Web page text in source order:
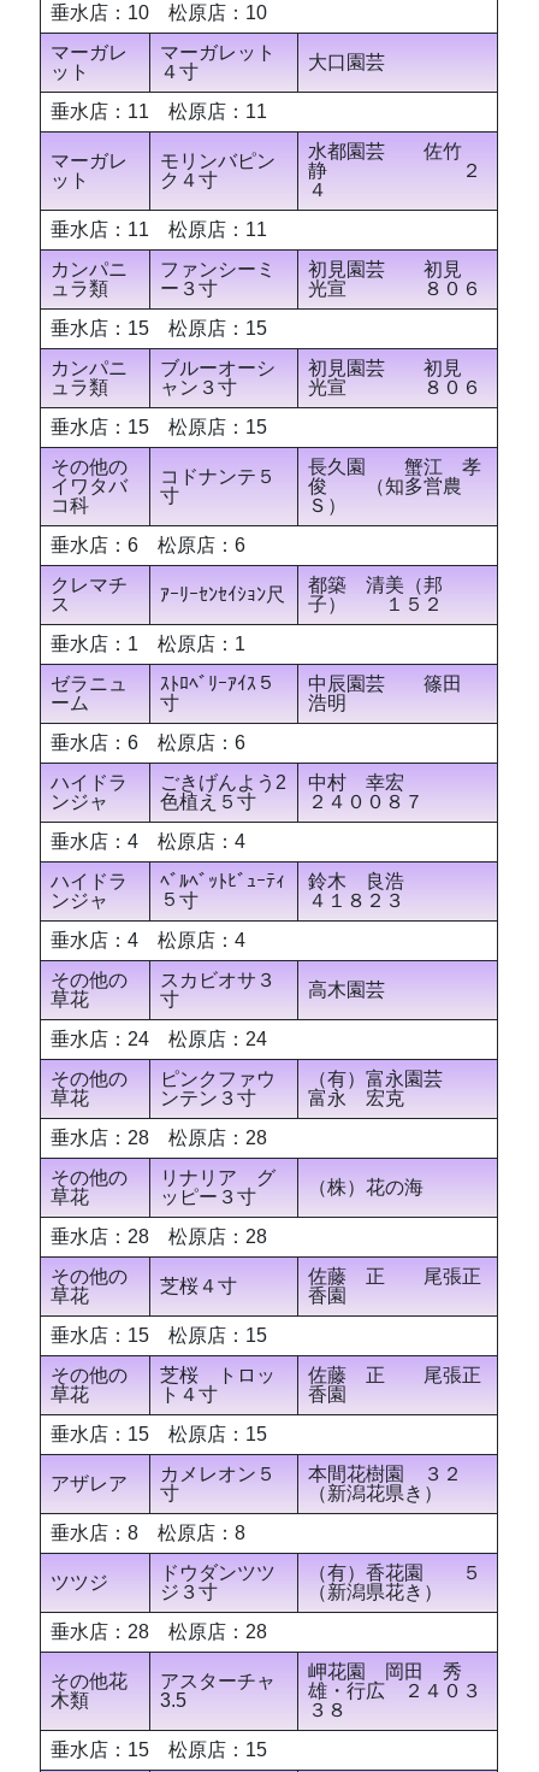
垂水店：10 松原店：10
マーガレ
ット
マーガレット
４寸
大口園芸
垂水店：11 松原店：11
マーガレ
ット
モリンバピン
ク４寸
水都園芸 佐竹
静 ２
４
垂水店：11 松原店：11
カンパニ
ュラ類
ファンシーミ
ー３寸
初見園芸 初見
光宣 ８０６
垂水店：15 松原店：15
カンパニ
ュラ類
ブルーオーシ
ャン３寸
初見園芸 初見
光宣 ８０６
垂水店：15 松原店：15
その他の
イワタバ
コ科
コドナンテ５
寸
長久園 蟹江 孝
俊 （知多営農
Ｓ）
垂水店：6 松原店：6
クレマチ
ス
ｱｰﾘｰｾﾝｾｲｼｮﾝ尺
都築 清美（邦
子） １５２
垂水店：1 松原店：1
ゼラニュ
ーム
ｽﾄﾛﾍﾞﾘｰｱｲｽ５
寸
中辰園芸 篠田
浩明
垂水店：6 松原店：6
ハイドラ
ンジャ
ごきげんよう2
色植え５寸
中村 幸宏
２４００８７
垂水店：4 松原店：4
ハイドラ
ンジャ
ﾍﾞﾙﾍﾞｯﾄﾋﾞｭｰﾃｨ
５寸
鈴木 良浩
４１８２３
垂水店：4 松原店：4
その他の
草花
スカビオサ３
寸
高木園芸
垂水店：24 松原店：24
その他の
草花
ピンクファウ
ンテン３寸
（有）富永園芸
富永 宏克
垂水店：28 松原店：28
その他の
草花
リナリア グ
ッピー３寸
（株）花の海
垂水店：28 松原店：28
その他の
草花
芝桜４寸
佐藤 正 尾張正
香園
垂水店：15 松原店：15
その他の
草花
芝桜 トロッ
ト４寸
佐藤 正 尾張正
香園
垂水店：15 松原店：15
アザレア
カメレオン５
寸
本間花樹園 ３２
（新潟花県き）
垂水店：8 松原店：8
ツツジ
ドウダンツツ
ジ３寸
（有）香花園 ５
（新潟県花き）
垂水店：28 松原店：28
その他花
木類
アスターチャ
3.5
岬花園 岡田 秀
雄・行広 ２４０３
３８
垂水店：15 松原店：15